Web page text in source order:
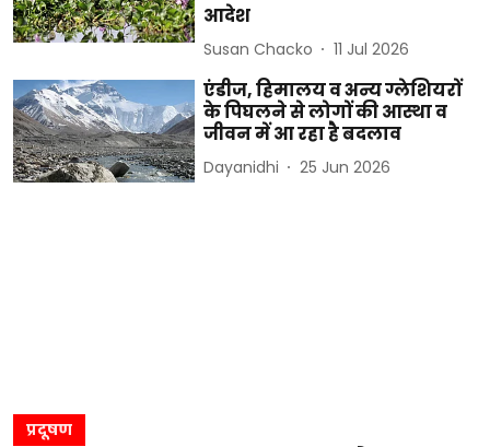
आदेश
Susan Chacko 11 Jul 2026
एंडीज, हिमालय व अन्य ग्लेशियरों
के पिघलने से लोगों की आस्था व
जीवन में आ रहा है बदलाव
Dayanidhi 25 Jun 2026
प्रदूषण